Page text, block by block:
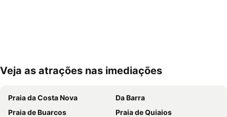
Ampliar mapa
Veja as atrações nas imediações
Praia da Costa Nova
Da Barra
Praia de Buarcos
Praia de Quiaios